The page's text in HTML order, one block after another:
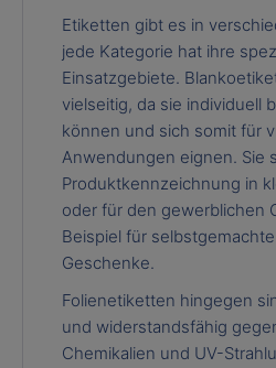
Etiketten gibt es in
jede Kategorie hat ihre
Einsatzgebiete.
vielseitig, da sie individuell
können und sich somit für
Anwendungen eignen. Sie
Produktkennzeichnung in
oder für den gewerblichen
Beispiel für
Geschenke.
Folienetiketten hingegen
und widerstandsfähig
Chemikalien und UV-